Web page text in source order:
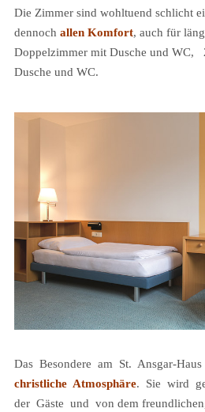
Die Zimmer sind wohltuend schlicht
dennoch allen Komfort, auch für
Doppelzimmer mit Dusche und WC,
Dusche und WC.
Das Besondere am St. Ansgar-
christliche Atmosphäre. Sie wird
der Gäste und von dem